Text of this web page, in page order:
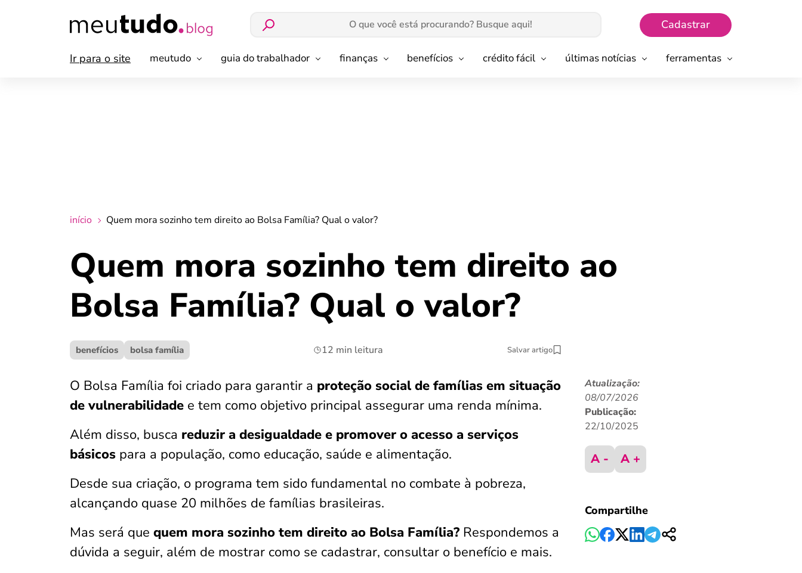
Cadastrar
Ir para o site meutudo guia do trabalhador finanças benefícios crédito fácil últimas notícias ferramentas
início Quem mora sozinho tem direito ao Bolsa Família? Qual o valor?
Quem mora sozinho tem direito ao
Bolsa Família? Qual o valor?
benefícios bolsa família 12 min leitura Salvar artigo
O Bolsa Família foi criado para garantir a proteção social de famílias em situação
de vulnerabilidade e tem como objetivo principal assegurar uma renda mínima.
Além disso, busca reduzir a desigualdade e promover o acesso a serviços
básicos para a população, como educação, saúde e alimentação.
Desde sua criação, o programa tem sido fundamental no combate à pobreza,
alcançando quase 20 milhões de famílias brasileiras.
Mas será que quem mora sozinho tem direito ao Bolsa Família? Respondemos a
dúvida a seguir, além de mostrar como se cadastrar, consultar o benefício e mais.
Atualização:
08/07/2026
Publicação:
22/10/2025
A - A +
Compartilhe